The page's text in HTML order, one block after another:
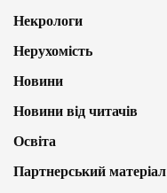
Некрологи
Нерухомість
Новини
Новини від читачів
Освіта
Партнерський матеріал